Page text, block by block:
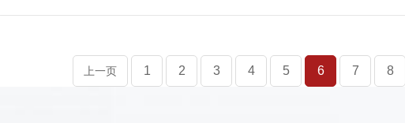
上一页 1 2 3 4 5 6 7 8